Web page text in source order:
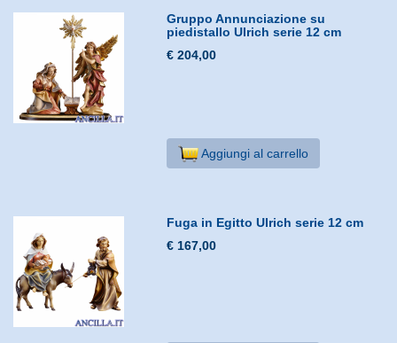
Gruppo Annunciazione su
piedistallo Ulrich serie 12 cm
€ 204,00
Aggiungi al carrello
Fuga in Egitto Ulrich serie 12 cm
€ 167,00